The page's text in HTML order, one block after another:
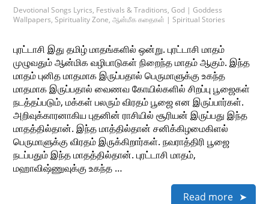
Devotional Songs Lyrics, Festivals & Traditions,God | Goddess
Wallpapers,Spirituality Zone,ஆன்மீக கதைகள் | Spiritual Stories
புரட்டாசி இது தமிழ் மாதங்களில் ஒன்று. புரட்டாசி மாதம்
முழுவதும் ஆன்மிக வழிபாடுகள் நிறைந்த மாதம் ஆகும். இந்த
மாதம் புனித மாதமாக இருப்பதால் பெருமாளுக்கு உகந்த
மாதமாக இருப்பதால் வைணவ கோயில்களில் சிறப்பு பூஜைகள்
நடத்தப்படும், மக்கள் பலரும் விரதம் பூஜை என இருப்பார்கள்.
அறிவுக்காரனாகிய புதனின் ராசியில் சூரியன் இருப்பது இந்த
மாதத்தில்தான். இந்த மாத்தில்தான் சனிக்கிழமைகிளல்
பெருமாளுக்கு விரதம் இருக்கிறார்கள். நவராத்திரி பூஜை
நடப்பதும் இந்த மாதத்தில்தான். புரட்டாசி மாதம்,
மஹாவிஷ்ணுவுக்கு உகந்த …
Read more